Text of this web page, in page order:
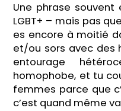
Une phrase
LGBT+ – mais pas
es encore à moitié
et/ou sors avec des
entourage
homophobe, et tu
femmes parce que
c’est quand même